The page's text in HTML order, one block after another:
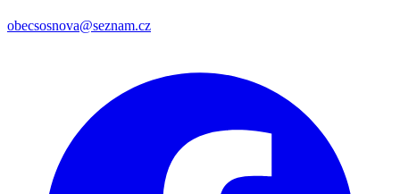
obecsosnova@seznam.cz